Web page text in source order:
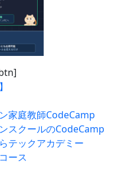
家庭教師CodeCamp
スクールのCodeCamp
テックアカデミー
ース